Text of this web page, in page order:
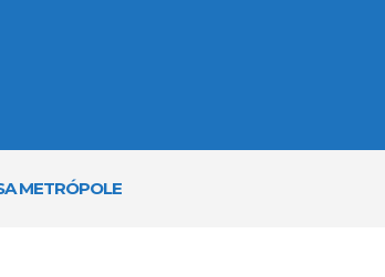
METRÓPOLE